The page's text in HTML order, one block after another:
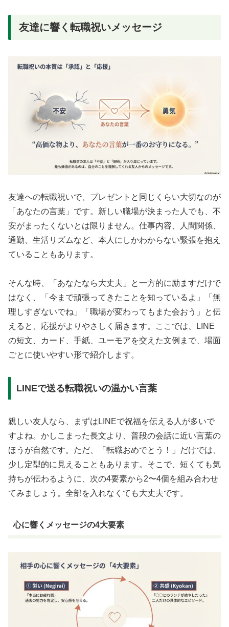
友達に響く転職祝いメッセージ
友達への転職祝いで、プレゼントと同じくらい大切なのが
「あなたの言葉」です。新しい職場が決まった人でも、不
安がまったくないとは限りません。仕事内容、人間関係、
通勤、生活リズムなど、本人にしかわからない緊張を抱え
ていることもあります。
そんな時、「あなたなら大丈夫」と一方的に励ますだけで
はなく、「今まで頑張ってきたことを知っているよ」「無
理しすぎないでね」「職場が変わってもまた会おう」と伝
えると、応援がよりやさしく届きます。ここでは、LINE
の短文、カード、手紙、ユーモアを交えた文例まで、場面
ごとに使いやすい形で紹介します。
LINEで送る転職祝いの温かい言葉
親しい友人なら、まずはLINEで祝福を伝える人が多いで
すよね。かしこまった長文より、普段の会話に近い言葉の
ほうが自然です。ただ、「転職おめでとう！」だけでは、
少し定型的に見えることもあります。そこで、短くても気
持ちが伝わるように、次の4要素から2〜4個を組み合わせ
てみましょう。全部を入れなくても大丈夫です。
心に響くメッセージの4大要素